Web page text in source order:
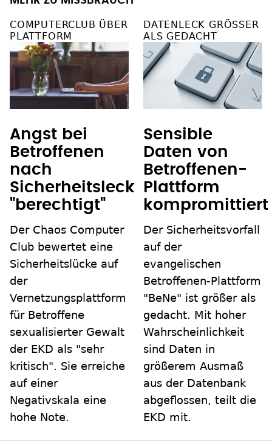
COMPUTERCLUB ÜBER
PLATTFORM
Angst bei
Betroffenen
nach
Sicherheitsleck
"berechtigt"
Der Chaos Computer
Club bewertet eine
Sicherheitslücke auf
der
Vernetzungsplattform
für Betroffene
sexualisierter Gewalt
der EKD als "sehr
kritisch". Sie erreiche
auf einer
Negativskala eine
hohe Note.
DATENLECK GRÖSSER A
LS GEDACHT
Sensible
Daten von
Betroffenen-
Plattform
kompromittiert
Der Sicherheitsvorfall
auf der
evangelischen
Betroffenen-Plattform
"BeNe" ist größer als
gedacht. Mit hoher
Wahrscheinlichkeit
sind Daten in
größerem Ausmaß
aus der Datenbank
abgeflossen, teilt die
EKD mit.